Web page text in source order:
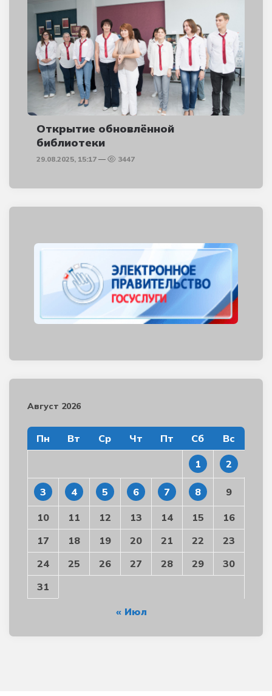
Открытие обновлённой
библиотеки
29.08.2025, 15:17 3447
Август 2026
Пн Вт Ср Чт Пт Сб Вс
1 2
3 4 5 6 7 8 9
10 11 12 13 14 15
16
17
18 19 20 21 22
23
24
25 26 27 28 29
30
31
« Июл